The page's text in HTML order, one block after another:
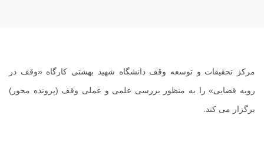
مرکز تحقیقات و توسعه وقف دانشگاه شهید بهشتی کارگاه «وقف در
رویه قضایی» را به منظور بررسی علمی و عملی وقف (پرونده محور)
برگزار می کند.